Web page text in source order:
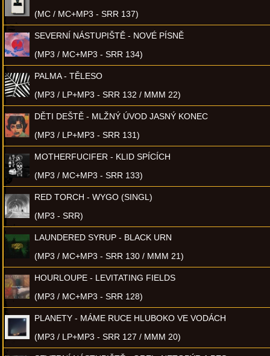
(MC / MC+MP3 - SRR 137)
SEVERNÍ NÁSTUPIŠTĚ - NOVÉ PÍSNĚ
(MP3 / MC+MP3 - SRR 134)
PALMA - TĚLESO
(MP3 / LP+MP3 - SRR 132 / MMM 22)
DĚTI DEŠTĚ - MLŽNÝ ÚVOD JASNÝ KONEC
(MP3 / LP+MP3 - SRR 131)
MOTHERFUCIFER - KLID SPÍCÍCH
(MP3 / MC+MP3 - SRR 133)
RED TORCH - WYGO (SINGL)
(MP3 - SRR)
LAUNDERED SYRUP - BLACK URN
(MP3 / MC+MP3 - SRR 130 / MMM 21)
HOURLOUPE - LEVITATING FIELDS
(MP3 / MC+MP3 - SRR 128)
PLANETY - MÁME RUCE HLUBOKO VE VODÁCH
(MP3 / LP+MP3 - SRR 127 / MMM 20)